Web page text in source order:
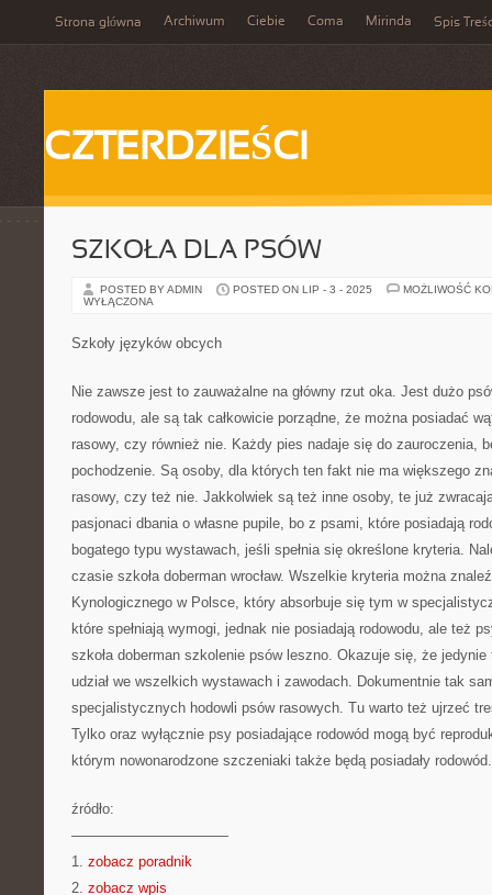
Strona główna Archiwum Ciebie Coma Mirinda Spis
CZTERDZIEŚCI
SZKOŁA DLA PSÓW
POSTED BY ADMIN POSTED ON LIP - 3 - 2025
MOŻLIWOŚĆ
WYŁĄCZONA
Szkoły języków obcych
Nie zawsze jest to zauważalne na główny rzut oka. Jest dużo
rodowodu, ale są tak całkowicie porządne, że można posiadać
rasowy, czy również nie. Każdy pies nadaje się do zauroczenia,
pochodzenie. Są osoby, dla których ten fakt nie ma większego
rasowy, czy też nie. Jakkolwiek są też inne osoby, te już
pasjonaci dbania o własne pupile, bo z psami, które posiadają
bogatego typu wystawach, jeśli spełnia się określone kryteria.
czasie szkoła doberman wrocław. Wszelkie kryteria można
Kynologicznego w Polsce, który absorbuje się tym w
które spełniają wymogi, jednak nie posiadają rodowodu, ale też
szkoła doberman szkolenie psów leszno. Okazuje się, że
udział we wszelkich wystawach i zawodach. Dokumentnie tak
specjalistycznych hodowli psów rasowych. Tu warto też ujrzeć
Tylko oraz wyłącznie psy posiadające rodowód mogą być
którym nowonarodzone szczeniaki także będą posiadały rodowód.
źródło:
———————————
1. zobacz poradnik
2. zobacz wpis